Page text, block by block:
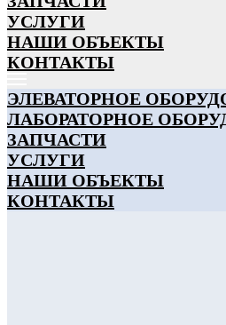
УСЛУГИ
НАШИ ОБЪЕКТЫ
КОНТАКТЫ
ЭЛЕВАТОРНОЕ
ЛАБОРАТОРНОЕ
ЗАПЧАСТИ
УСЛУГИ
НАШИ ОБЪЕКТЫ
КОНТАКТЫ